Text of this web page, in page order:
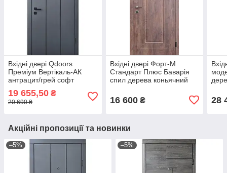
Вхідні двері Qdoors
Преміум Вертікаль-АК
антрацит/грей софт
19 655,50 ₴
20 690 ₴
Вхідні двері Форт-М
Стандарт Плюс Баварія
спил дерева коньячний
16 600₴ 28
Акційні пропозиції та новинки
–5% –5%